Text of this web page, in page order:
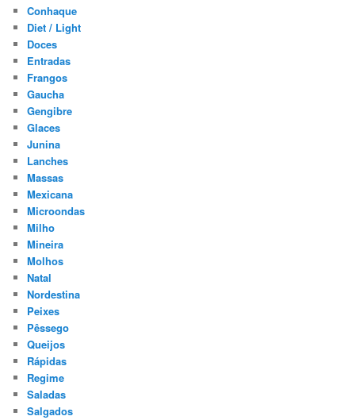
Conhaque
Diet / Light
Doces
Entradas
Frangos
Gaucha
Gengibre
Glaces
Junina
Lanches
Massas
Mexicana
Microondas
Milho
Mineira
Molhos
Natal
Nordestina
Peixes
Pêssego
Queijos
Rápidas
Regime
Saladas
Salgados